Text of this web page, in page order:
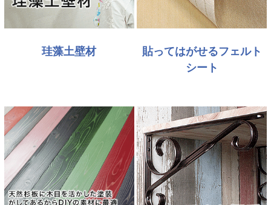
珪藻土壁材
貼ってはがせるフェルト
シート